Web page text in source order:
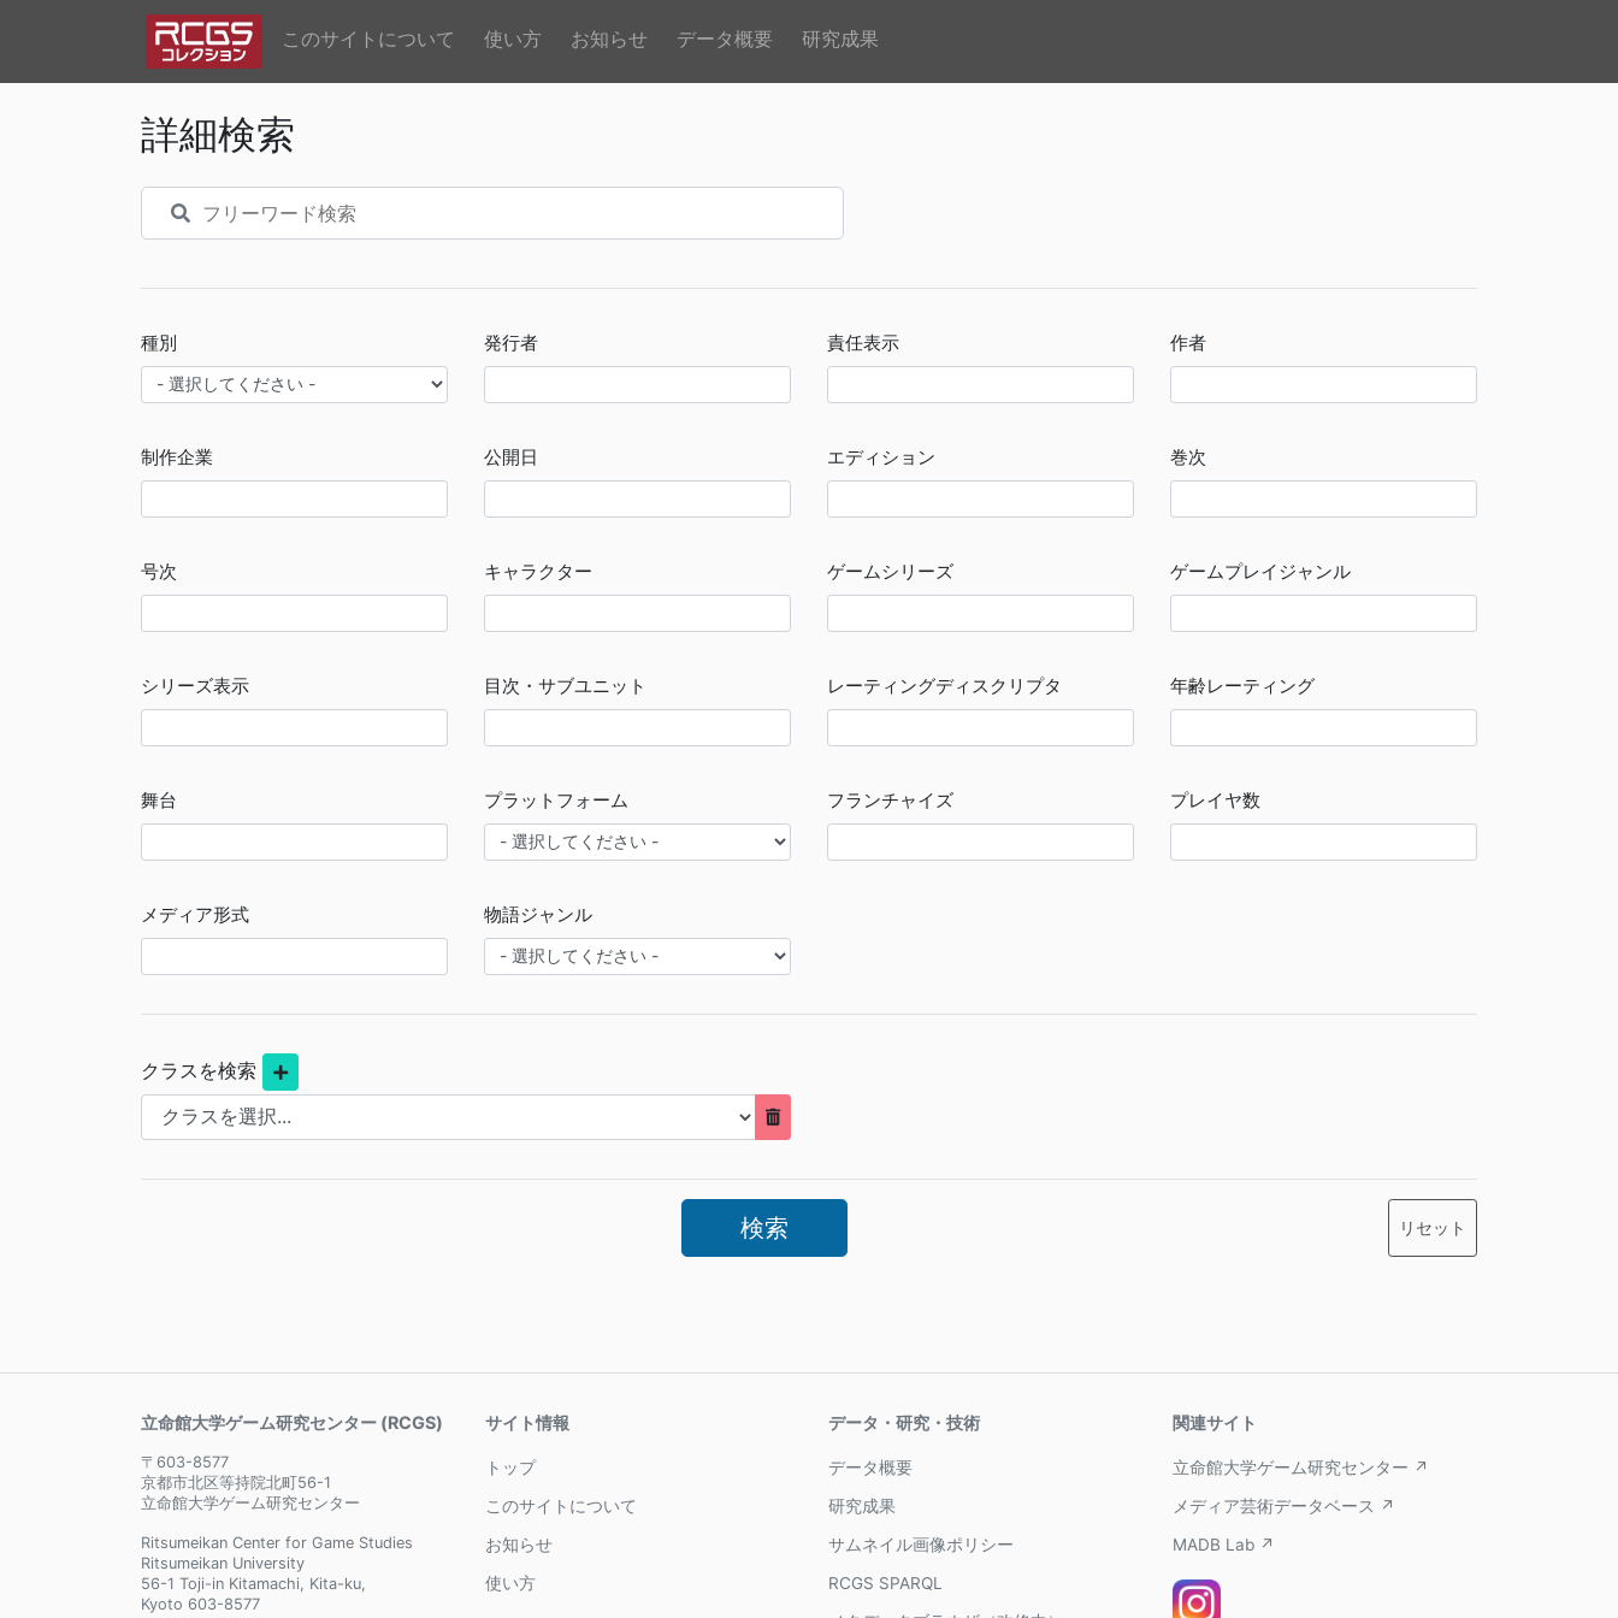
このサイトについて 使い方 お知らせ データ概要 研究成果
詳細検索
種別 発行者 責任表示 作者
制作企業 公開日 エディション 巻次
号次 キャラクター ゲームシリーズ ゲームプレイジャンル
シリーズ表示 目次・サブユニット レーティングディスクリプタ 年齢レーティング
舞台 プラットフォーム フランチャイズ プレイヤ数
メディア形式 物語ジャンル
クラスを検索
立命館大学ゲーム研究センター (RCGS)
〒603-8577
京都市北区等持院北町56-1
立命館大学ゲーム研究センター
Ritsumeikan Center for Game Studies
Ritsumeikan University
56-1 Toji-in Kitamachi, Kita-ku,
Kyoto 603-8577
サイト情報
トップ
このサイトについて
お知らせ
使い方
データ・研究・技術
データ概要
研究成果
サムネイル画像ポリシー
RCGS SPARQL
関連サイト
立命館大学ゲーム研究センター ↗
メディア芸術データベース ↗
MADB Lab ↗